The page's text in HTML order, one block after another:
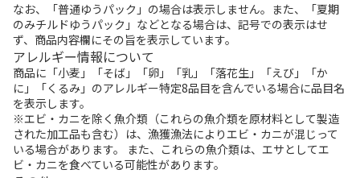
なお、「普通ゆうパック」の場合は表示しません。また、「夏期
のみチルドゆうパック」などとなる場合は、記号での表示はせ
ず、商品内容欄にその旨を表示しています。
アレルギー情報について
商品に「小麦」「そば」「卵」「乳」「落花生」「えび」「か
に」「くるみ」のアレルギー特定8品目を含んでいる場合に品目名
を表示します。
※エビ・カニを除く魚介類（これらの魚介類を原材料として製造
された加工品も含む）は、漁獲漁法によりエビ・カニが混じって
いる場合があります。 また、これらの魚介類は、エサとしてエ
ビ・カニを食べている可能性があります。